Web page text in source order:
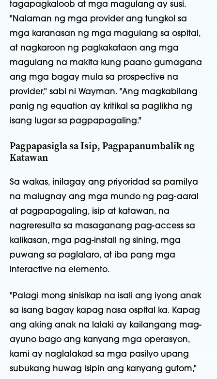
tagapagkaloob at mga magulang ay susi.
"Nalaman ng mga provider ang tungkol sa
mga karanasan ng mga magulang sa ospital,
at nagkaroon ng pagkakataon ang mga
magulang na makita kung paano gumagana
ang mga bagay mula sa prospective na
provider," sabi ni Wayman. "Ang magkabilang
panig ng equation ay kritikal sa paglikha ng
isang lugar sa pagpapagaling."
Pagpapasigla sa Isip, Pagpapanumbalik ng
Katawan
Sa wakas, inilagay ang priyoridad sa pamilya
na maiugnay ang mga mundo ng pag-aaral
at pagpapagaling, isip at katawan, na
nagreresulta sa masaganang pag-access sa
kalikasan, mga pag-install ng sining, mga
puwang sa paglalaro, at iba pang mga
interactive na elemento.
"Palagi mong sinisikap na isali ang iyong anak
sa isang bagay kapag nasa ospital ka. Kapag
ang aking anak na lalaki ay kailangang mag-
ayuno bago ang kanyang mga operasyon,
kami ay naglalakad sa mga pasilyo upang
subukang huwag isipin ang kanyang gutom,"